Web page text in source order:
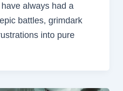
always had a
battles, grimdark
into pure